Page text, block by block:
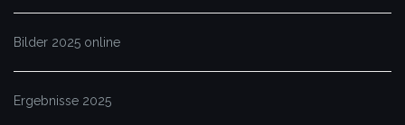
Bilder 2025 online
Ergebnisse 2025